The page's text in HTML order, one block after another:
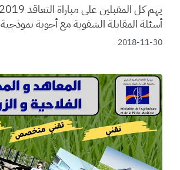
أسئلة المقابلة الشفوية مع أجوبة نموذجية
2018-11-30